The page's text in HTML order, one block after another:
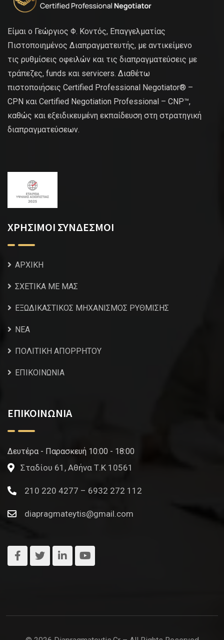
Είμαι ο Γεώργιος Φ. Κοντός, Επαγγελματίας
Πιστοποιημένος Διαπραγματευτής, με αντικείμενο
τις ρυθμίσεις οφειλών και τις διαπραγματεύσεις με
τράπεζες, funds και servicers. Διαθέτω
πιστοποιήσεις Certified Professional Negotiator® –
CPN και Certified Negotiation Professional – CNP™,
καθώς και εξειδικευμένη εκπαίδευση στη στρατηγική
διαπραγματεύσεων.
ΧΡΗΣΙΜΟΙ ΣΥΝΔΕΣΜΟΙ
ΑΡΧΙΚΗ
ΣΧΕΤΙΚΑ ΜΕ ΜΑΣ
ΕΞΩΔΙΚΑΣΤΙΚΟΣ ΜΗΧΑΝΙΣΜΟΣ ΡΥΘΜΙΣΗΣ
NEA
ΠΟΛΙΤΙΚΗ ΑΠΟΡΡΗΤΟΥ
ΕΠΙΚΟΙΝΩΝΙΑ
ΕΠΙΚΟΙΝΩΝΙΑ
Δευτέρα - Παρασκευή 10:00 - 18:00
Σταδίου 61, Αθήνα Τ.Κ 10561
210 220 4277 – 6932 272 112
diapragmateytis@gmail.com